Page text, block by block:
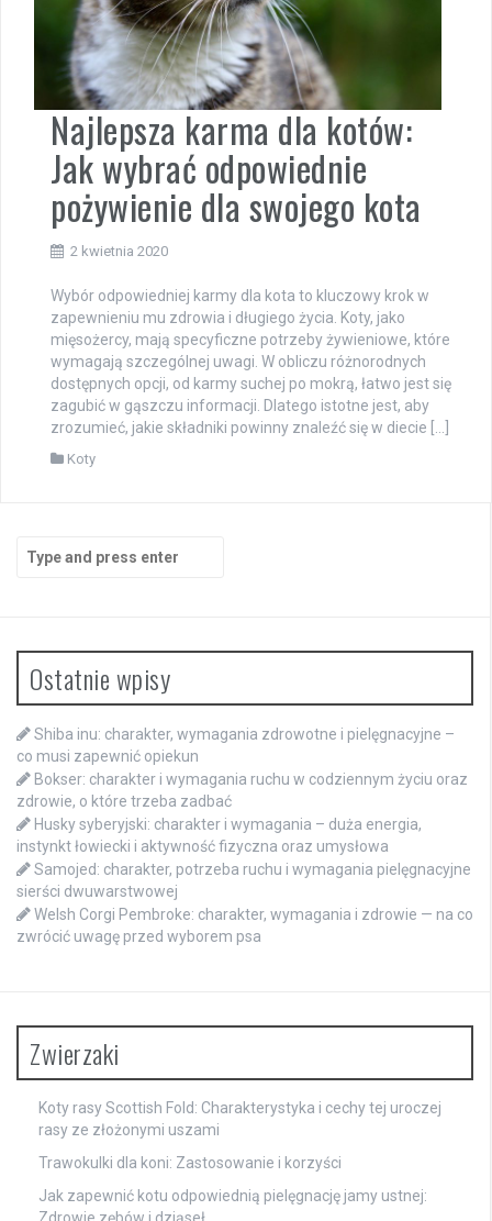
Najlepsza karma dla kotów:
Jak wybrać odpowiednie
pożywienie dla swojego kota
2 kwietnia 2020
Wybór odpowiedniej karmy dla kota to kluczowy krok w
zapewnieniu mu zdrowia i długiego życia. Koty, jako
mięsożercy, mają specyficzne potrzeby żywieniowe, które
wymagają szczególnej uwagi. W obliczu różnorodnych
dostępnych opcji, od karmy suchej po mokrą, łatwo jest się
zagubić w gąszczu informacji. Dlatego istotne jest, aby
zrozumieć, jakie składniki powinny znaleźć się w diecie […]
Koty
for:
Ostatnie wpisy
Shiba inu: charakter, wymagania zdrowotne i pielęgnacyjne –
co musi zapewnić opiekun
Bokser: charakter i wymagania ruchu w codziennym życiu oraz
zdrowie, o które trzeba zadbać
Husky syberyjski: charakter i wymagania – duża energia,
instynkt łowiecki i aktywność fizyczna oraz umysłowa
Samojed: charakter, potrzeba ruchu i wymagania pielęgnacyjne
sierści dwuwarstwowej
Welsh Corgi Pembroke: charakter, wymagania i zdrowie — na co
zwrócić uwagę przed wyborem psa
Zwierzaki
Koty rasy Scottish Fold: Charakterystyka i cechy tej uroczej
rasy ze złożonymi uszami
Trawokulki dla koni: Zastosowanie i korzyści
Jak zapewnić kotu odpowiednią pielęgnację jamy ustnej:
Zdrowie zębów i dziąseł